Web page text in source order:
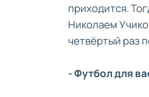
приходится.
Николаем
четвёртый раз
- Футбол для